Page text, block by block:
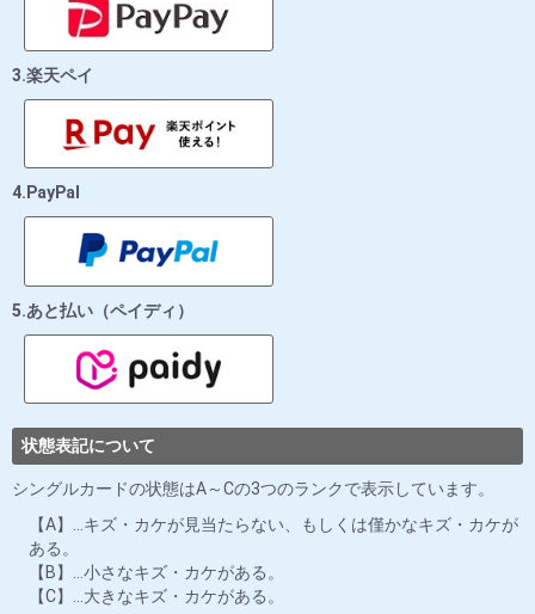
3.楽天ペイ
4.PayPal
5.あと払い（ペイディ）
状態表記について
シングルカードの状態はA～Cの3つのランクで表示しています。
【A】…キズ・カケが見当たらない、もしくは僅かなキズ・カケが
ある。
【B】…小さなキズ・カケがある。
【C】…大きなキズ・カケがある。